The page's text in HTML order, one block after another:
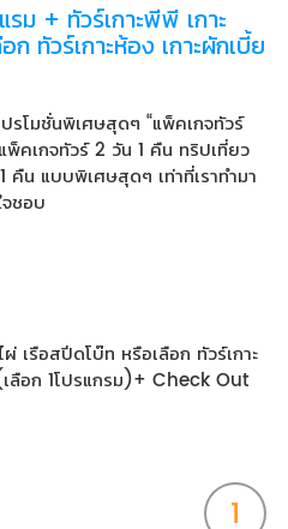
ม + ทัวร์เกาะพีพี เกาะ
ทัวร์เกาะห้อง เกาะผักเบี้ย
โมชั่นพิเศษสุดๆ “แพ็คเกจทัวร์
พ็คเกจทัวร์ 2 วัน 1 คืน ทริปเที่ยว
คืน แบบพิเศษสุดๆ เท่าที่เราทำมา
จชอบ
เรือสปีดโบ๊ท หรือเลือก ทัวร์เกาะ
ลือก 1โปรแกรม)+ Check Out
1